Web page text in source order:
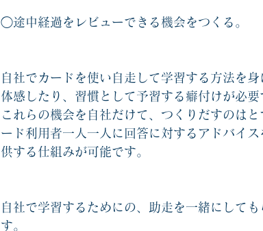
◯途中経過をレビューできる機会をつくる。
自社でカードを使い自走して学習する方法を
体感したり、習慣として予習する癖付けが必要
これらの機会を自社だけて、つくりだすのは
ード利用者一人一人に回答に対するアドバイ
供する仕組みが可能です。
自社で学習するためにの、助走を一緒にして
す。